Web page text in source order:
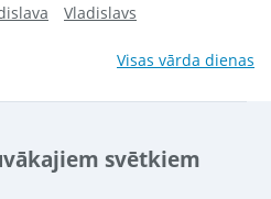
Vladislavs
Visas vārda dienas
svētkiem